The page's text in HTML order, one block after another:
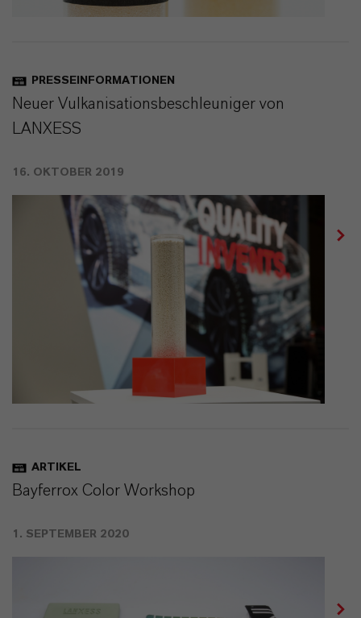
PRESSEINFORMATIONEN
Neuer Vulkanisationsbeschleuniger von
LANXESS
16. OKTOBER 2019
ARTIKEL
Bayferrox Color Workshop
1. SEPTEMBER 2020